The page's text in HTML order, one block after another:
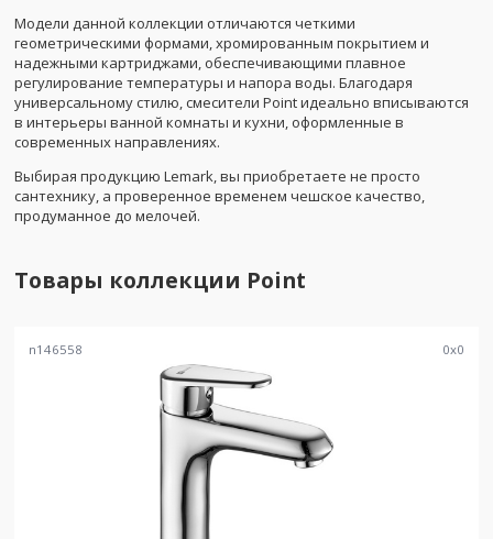
Модели данной коллекции отличаются четкими
геометрическими формами, хромированным покрытием и
надежными картриджами, обеспечивающими плавное
регулирование температуры и напора воды. Благодаря
универсальному стилю, смесители Point идеально вписываются
в интерьеры ванной комнаты и кухни, оформленные в
современных направлениях.
Выбирая продукцию Lemark, вы приобретаете не просто
сантехнику, а проверенное временем чешское качество,
продуманное до мелочей.
Товары коллекции Point
n146558 0x0